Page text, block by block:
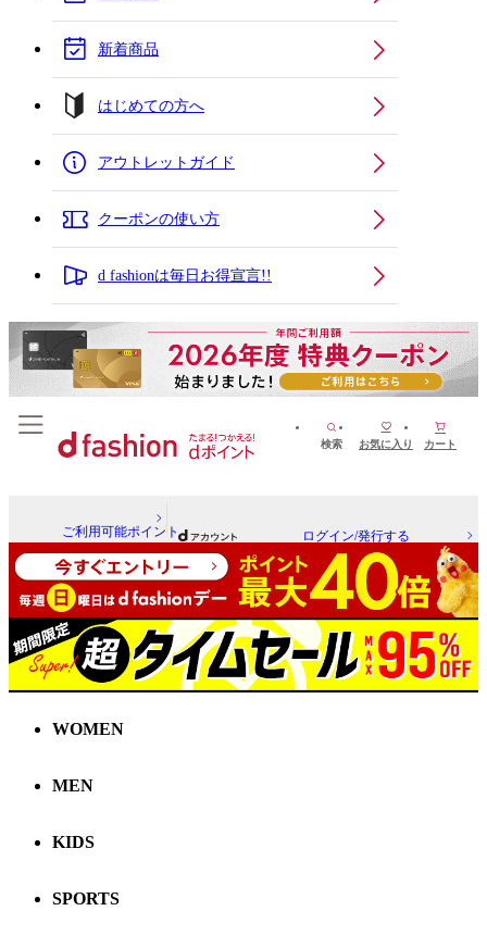
新着商品
はじめての方へ
アウトレットガイド
クーポンの使い方
d fashionは毎日お得宣言!!
検索 お気に入り カート
ご利用可能ポイント ログイン/発行する
WOMEN
MEN
KIDS
SPORTS